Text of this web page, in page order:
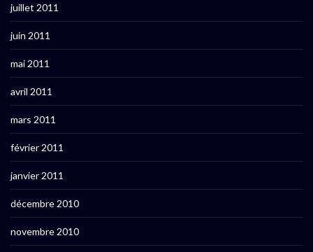
juillet 2011
juin 2011
mai 2011
avril 2011
mars 2011
février 2011
janvier 2011
décembre 2010
novembre 2010